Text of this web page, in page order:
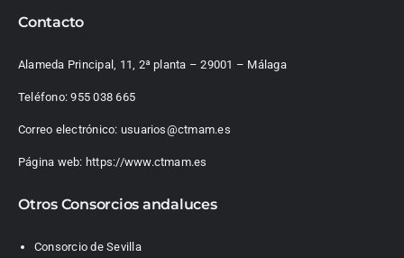
Contacto
Alameda Principal, 11, 2ª planta – 29001 – Málaga
Teléfono:955 038 665
Correo electrónico: usuarios@ctmam.es
Página web: https://www.ctmam.es
Otros Consorcios andaluces
Consorcio de Sevilla